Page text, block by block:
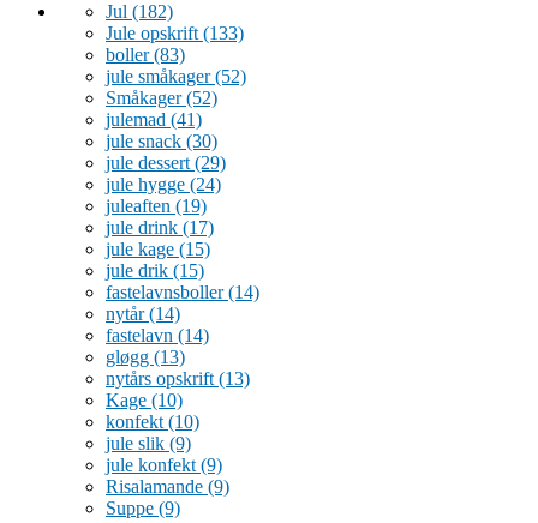
Jul (182)
Jule opskrift (133)
boller(83)
jule småkager(52)
Småkager(52)
julemad (41)
jule snack (30)
jule dessert (29)
jule hygge (24)
juleaften (19)
jule drink (17)
jule kage (15)
jule drik (15)
fastelavnsboller(14)
nytår(14)
fastelavn (14)
gløgg (13)
nytårs opskrift (13)
Kage (10)
konfekt (10)
jule slik (9)
jule konfekt (9)
Risalamande (9)
Suppe (9)